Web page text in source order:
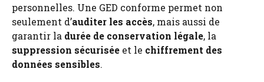
personnelles. Une GED conforme permet non
seulement d’auditer les accès, mais aussi de
garantir la durée de conservation légale, la
suppression sécurisée et le chiffrement des
données sensibles.